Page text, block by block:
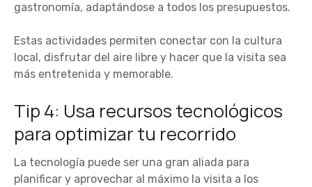
gastronomía, adaptándose a todos los presupuestos.
Estas actividades permiten conectar con la cultura
local, disfrutar del aire libre y hacer que la visita sea
más entretenida y memorable.
Tip 4: Usa recursos tecnológicos
para optimizar tu recorrido
La tecnología puede ser una gran aliada para
planificar y aprovechar al máximo la visita a los